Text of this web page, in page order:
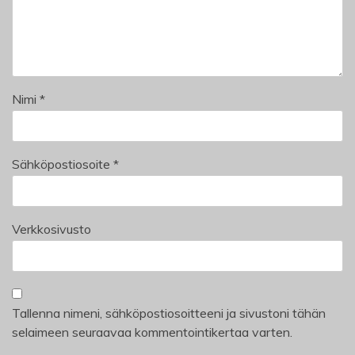
Nimi *
Sähköpostiosoite *
Verkkosivusto
Tallenna nimeni, sähköpostiosoitteeni ja sivustoni tähän
selaimeen seuraavaa kommentointikertaa varten.